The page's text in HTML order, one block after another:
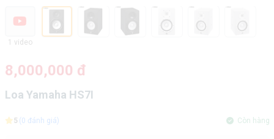
1 video
8,000,000 đ
Loa Yamaha HS7I
5 (0 đánh giá) Còn hàng